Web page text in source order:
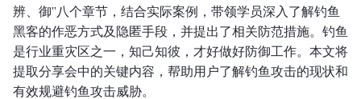
辨、御”八个章节，结合实际案例，带领学员深入了解钓鱼
黑客的作恶方式及隐匿手段，并提出了相关防范措施。钓鱼
是行业重灾区之一，知己知彼，才好做好防御工作。本文将
提取分享会中的关键内容，帮助用户了解钓鱼攻击的现状和
有效规避钓鱼攻击威胁。